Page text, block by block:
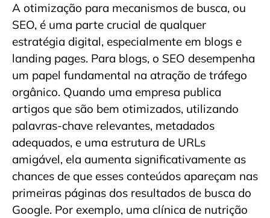
A otimização para mecanismos de busca, ou
SEO, é uma parte crucial de qualquer
estratégia digital, especialmente em blogs e
landing pages. Para blogs, o SEO desempenha
um papel fundamental na atração de tráfego
orgânico. Quando uma empresa publica
artigos que são bem otimizados, utilizando
palavras-chave relevantes, metadados
adequados, e uma estrutura de URLs
amigável, ela aumenta significativamente as
chances de que esses conteúdos apareçam nas
primeiras páginas dos resultados de busca do
Google. Por exemplo, uma clínica de nutrição